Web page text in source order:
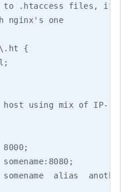
.htaccess files, if
nginx's one
{
using mix of IP-,
8000;
alias